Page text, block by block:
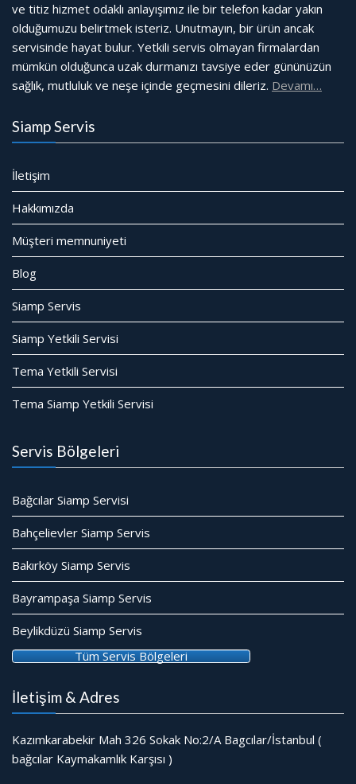
ve titiz hizmet odaklı anlayışımız ile bir telefon kadar yakın
olduğumuzu belirtmek isteriz. Unutmayın, bir ürün ancak
servisinde hayat bulur. Yetkili servis olmayan firmalardan
mümkün olduğunca uzak durmanızı tavsiye eder gününüzün
sağlık, mutluluk ve neşe içinde geçmesini dileriz. Devamı…
Siamp Servis
İletişim
Hakkımızda
Müşteri memnuniyeti
Blog
Siamp Servis
Siamp Yetkili Servisi
Tema Yetkili Servisi
Tema Siamp Yetkili Servisi
Servis Bölgeleri
Bağcılar Siamp Servisi
Bahçelievler Siamp Servis
Bakırköy Siamp Servis
Bayrampaşa Siamp Servis
Beylikdüzü Siamp Servis
Tüm Servis Bölgeleri
İletişim & Adres
Kazımkarabekir Mah 326 Sokak No:2/A Bagcılar/İstanbul (
bağcılar Kaymakamlık Karşısı )